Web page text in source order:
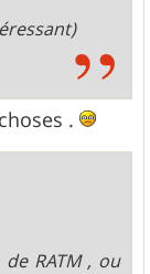
.
RATM , ou